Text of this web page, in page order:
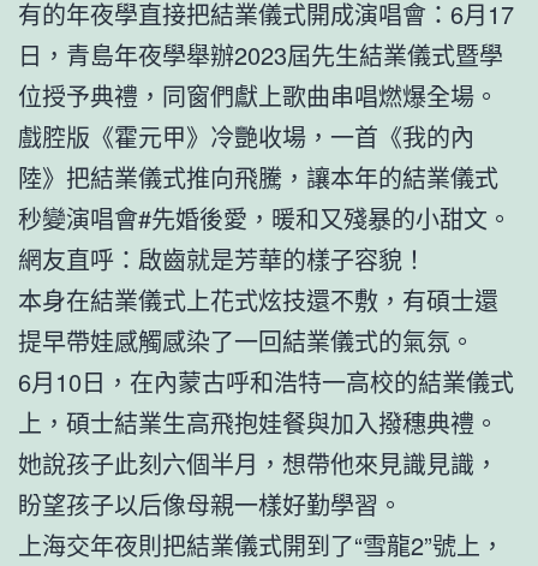
有的年夜學直接把結業儀式開成演唱會：6月17
日，青島年夜學舉辦2023屆先生結業儀式暨學
位授予典禮，同窗們獻上歌曲串唱燃爆全場。
戲腔版《霍元甲》冷艷收場，一首《我的內
陸》把結業儀式推向飛騰，讓本年的結業儀式
秒變演唱會#先婚後愛，暖和又殘暴的小甜文。
網友直呼：啟齒就是芳華的樣子容貌！
本身在結業儀式上花式炫技還不敷，有碩士還
提早帶娃感觸感染了一回結業儀式的氣氛。
6月10日，在內蒙古呼和浩特一高校的結業儀式
上，碩士結業生高飛抱娃餐與加入撥穗典禮。
她說孩子此刻六個半月，想帶他來見識見識，
盼望孩子以后像母親一樣好勤學習。
上海交年夜則把結業儀式開到了“雪龍2”號上，